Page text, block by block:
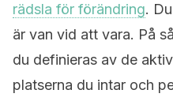
rädsla för förändring.
är van vid att vara. På
du definieras av de
platserna du intar och